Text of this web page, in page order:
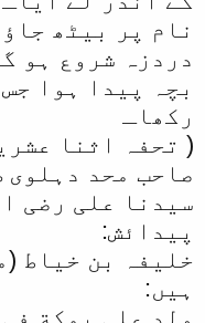
نام پر بیٹھ
دردزہ شروع ہو
بچہ پیدا ہوا
رکھاـ
‏( تحفہ اثنا
صاحب محد دہلوی ص 111-
سیدنا علی رضی
پیدائش:
ہیں:
ولد علی بمکة